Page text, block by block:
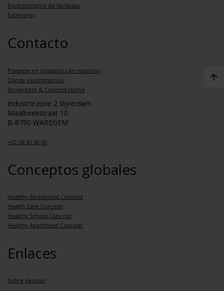
Revestimiento de fachadas
Exteriores
Contacto
Póngase en contacto con nosotros
Dónde encontrarnos
Showroom & Concept Home
Industriezone 2 Vijverdam
Maalbeekstraat 10
B-8790 WAREGEM
+32 56 30 30 00
Conceptos globales
Healthy Residential Concept
Health Care Concept
Healthy School Concept
Healthy Apartment Concept
Enlaces
Sobre Renson